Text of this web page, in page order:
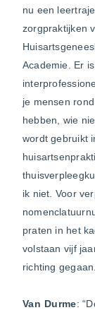
nu een
zorgpraktijken
Academie. Er
je mensen
hebben, wie
wordt gebruikt
ik niet. Voor
praten in het
volstaan vijf
richting
Van Durme: